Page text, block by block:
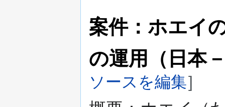
案件：ホエイ
の運用（日本
ソースを編集]